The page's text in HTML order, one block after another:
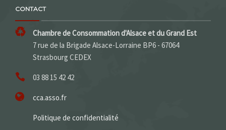
CONTACT
Chambre de Consommation d'Alsace et du Grand Est
7 rue de la Brigade Alsace-Lorraine BP6 - 67064
Strasbourg CEDEX
03 88 15 42 42
cca.asso.fr
Politique de confidentialité